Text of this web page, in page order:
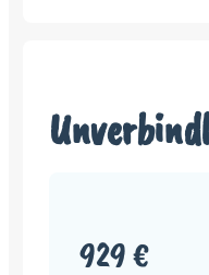
929 €